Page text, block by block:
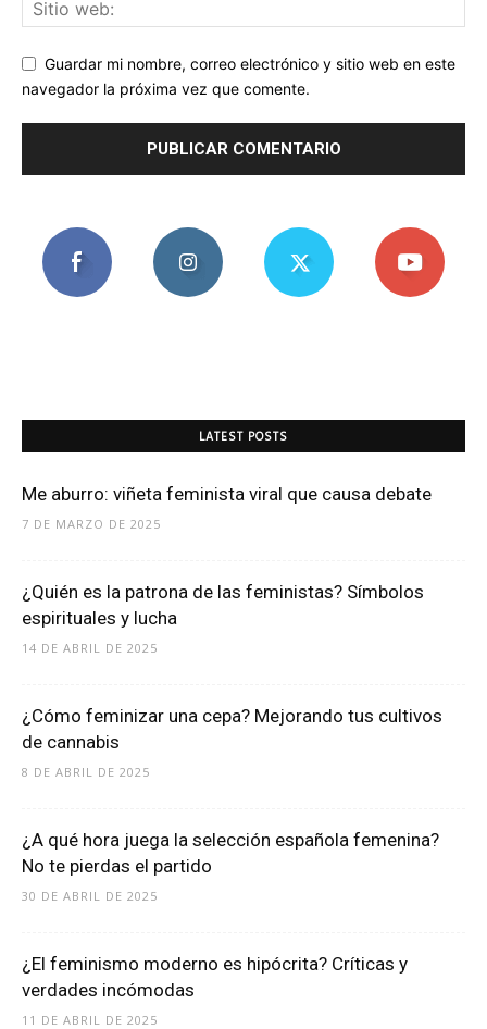
Guardar mi nombre, correo electrónico y sitio web en este
navegador la próxima vez que comente.
LATEST POSTS
Me aburro: viñeta feminista viral que causa debate
7 DE MARZO DE 2025
¿Quién es la patrona de las feministas? Símbolos
espirituales y lucha
14 DE ABRIL DE 2025
¿Cómo feminizar una cepa? Mejorando tus cultivos
de cannabis
8 DE ABRIL DE 2025
¿A qué hora juega la selección española femenina?
No te pierdas el partido
30 DE ABRIL DE 2025
¿El feminismo moderno es hipócrita? Críticas y
verdades incómodas
11 DE ABRIL DE 2025